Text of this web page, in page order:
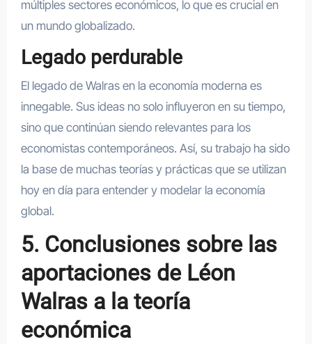
múltiples sectores económicos, lo que es crucial en
un mundo globalizado.
Legado perdurable
El legado de Walras en la economía moderna es
innegable. Sus ideas no solo influyeron en su tiempo,
sino que continúan siendo relevantes para los
economistas contemporáneos. Así, su trabajo ha sido
la base de muchas teorías y prácticas que se utilizan
hoy en día para entender y modelar la economía
global.
5. Conclusiones sobre las
aportaciones de Léon
Walras a la teoría
económica